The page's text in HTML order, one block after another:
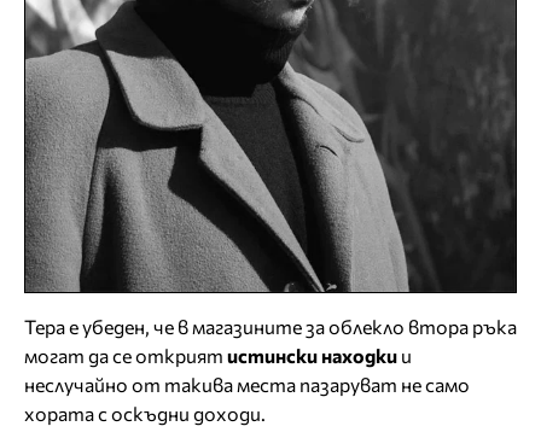
Тера е убеден, че в магазините за облекло втора ръка
могат да се открият истински находки и
неслучайно от такива места пазаруват не само
хората с оскъдни доходи.